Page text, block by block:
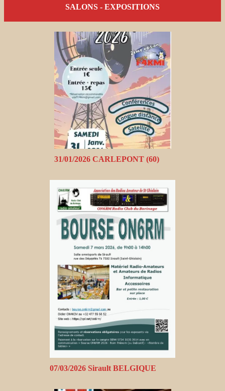
SALONS - EXPOSITIONS
31/01/2026 CARLEPONT (60)
07/03/2026 Sirault BELGIQUE